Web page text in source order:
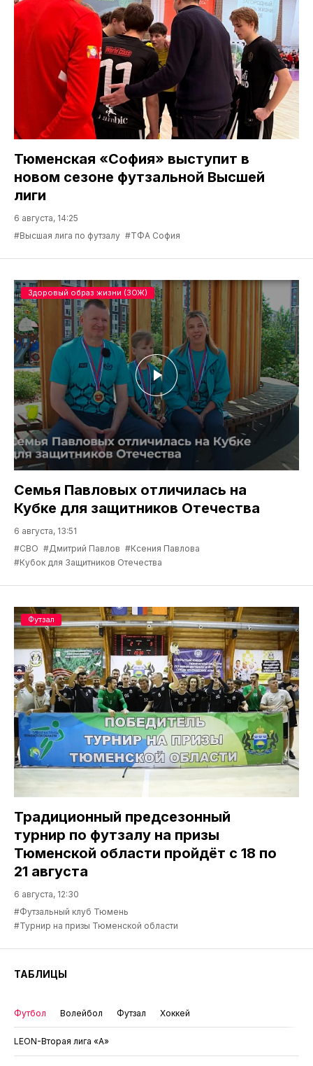
Тюменская «София» выступит в
новом сезоне футзальной Высшей
лиги
6 августа, 14:25
#Высшая лига по футзалу #ТФА София
Семья Павловых отличилась на
Кубке для защитников Отечества
6 августа, 13:51
#СВО #Дмитрий Павлов #Ксения Павлова
#Кубок для Защитников Отечества
Здоровый образ жизни (ЗОЖ)
Традиционный предсезонный
турнир по футзалу на призы
Тюменской области пройдёт с 18 по
21 августа
6 августа, 12:30
#Футзальный клуб Тюмень
#Турнир на призы Тюменской области
Футзал
ТАБЛИЦЫ
Футбол Волейбол Футзал Хоккей
LEON-Вторая лига «А»